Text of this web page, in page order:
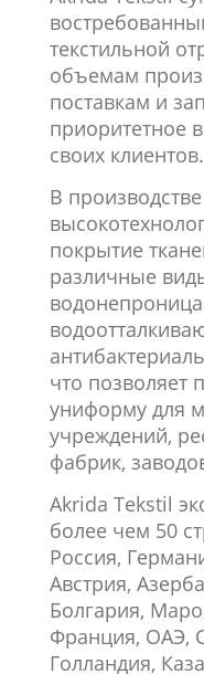
текстильной
объемам
поставкам и
приоритетное
своих клиентов.
В
покрытие
различные
что позволяет
униформу для
учреждений,
фабрик,
Akrida Tekstil
более чем 50
Россия,
Австрия,
Болгария,
Франция, ОАЭ,
Голландия,